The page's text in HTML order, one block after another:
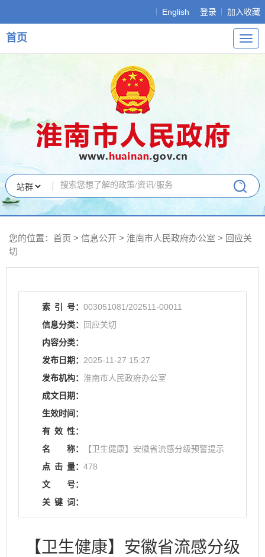
English 登录 加入收藏
导
航
首页
您的位置： 首页 > 信息公开 > 淮南市人民政府办公室 > 回应关
切
索 引 号： 003051081/202511-00011
信息分类：
回应关切
内容分类：
发布日期： 2025-11-27 15:27
发布机构： 淮南市人民政府办公室
成文日期：
生效时间：
有 效 性：
名
称：
【卫生健康】安徽省流感分级预警提示
点 击 量： 478
文
号：
关 键 词：
【卫生健康】安徽省流感分级